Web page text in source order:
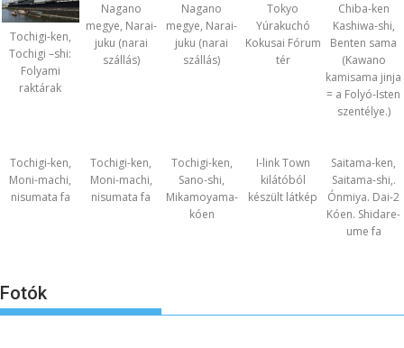
Tochigi-ken,
Tochigi –shi:
Folyami
raktárak
Nagano
megye, Narai-
juku (narai
szállás)
Nagano
megye, Narai-
juku (narai
szállás)
Tokyo
Yúrakuchó
Kokusai Fórum
tér
Chiba-ken
Kashiwa-shi,
Benten sama
(Kawano
kamisama jinja
= a Folyó-Isten
szentélye.)
Tochigi-ken,
Moni-machi,
nisumata fa
Tochigi-ken,
Moni-machi,
nisumata fa
Tochigi-ken,
Sano-shi,
Mikamoyama-
kóen
I-link Town
kilátóból
készült látkép
Saitama-ken,
Saitama-shi,.
Ónmiya. Dai-2
Kóen. Shidare-
ume fa
Fotók